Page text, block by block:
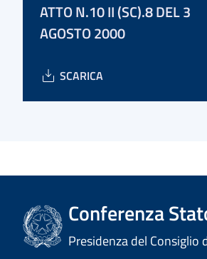
ATTO N.10 II (SC).8 DEL 3
AGOSTO 2000
SCARICA
Conferenza
Presidenza del Consiglio